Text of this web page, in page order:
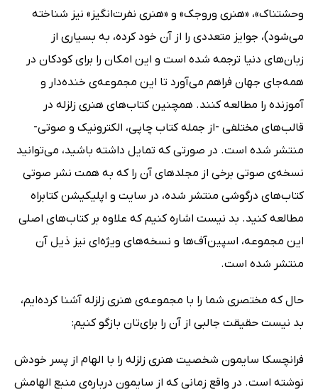
وحشتناک»، «هنری وروجک» و «هنری نفرت‌انگیز» نیز شناخته
می‌شود)، جوایز متعددی را از آن خود کرده، به بسیاری از
زبان‌های دنیا ترجمه شده است و این امکان را برای کودکان در
همه‌جای جهان فراهم می‌آورد تا این مجموعه‌ی خنده‌دار و
آموزنده را مطالعه کنند. همچنین کتاب‌های هنری زلزله در
قالب‌های مختلفی -از جمله کتاب چاپی، الکترونیک و صوتی-
منتشر شده است. در صورتی‌ که تمایل داشته باشید، می‌توانید
نسخه‌ی صوتی برخی از مجلدهای آن را که به همت نشر صوتی
کتاب‌های درگوشی منتشر شده، در سایت و اپلیکیشن کتابراه
مطالعه کنید. بد نیست اشاره کنیم که علاوه بر کتاب‌های اصلی
این مجموعه، اسپین‌آف‌ها و نسخه‌های ویژه‌ای نیز ذیل آن
منتشر شده است.
حال که مختصری شما را با مجموعه‌ی هنری زلزله آشنا کرده‌‌ایم،
بد نیست حقیقت جالبی از آن را برای‌تان بازگو کنیم:
فرانچسکا سایمون شخصیت هنری زلزله را با الهام از پسر خودش
نوشته است. در واقع زمانی که از سایمون درباره‌ی منبع الهامش